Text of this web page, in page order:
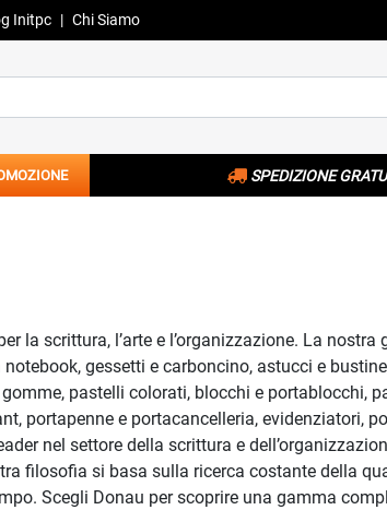
Initpc | Chi Siamo
SPEDIZIONE
la scrittura, l’arte e l’organizzazione. La
gessetti e carboncino, astucci e
pastelli colorati, blocchi e portablocchi,
portapenne e portacancelleria, evidenziatori,
nel settore della scrittura e
filosofia si basa sulla ricerca costante della
Scegli Donau per scoprire una gamma